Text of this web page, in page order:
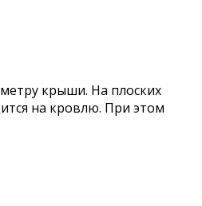
крыши. На плоских
на кровлю. При этом